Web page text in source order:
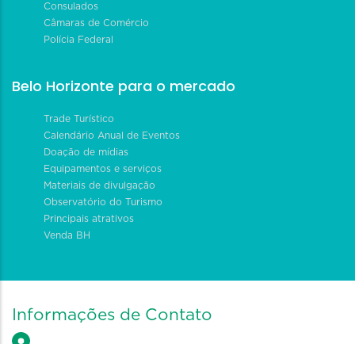
Consulados
Câmaras de Comércio
Polícia Federal
Belo Horizonte para o mercado
Trade Turístico
Calendário Anual de Eventos
Doação de mídias
Equipamentos e serviços
Materiais de divulgação
Observatório do Turismo
Principais atrativos
Venda BH
Informações de Contato